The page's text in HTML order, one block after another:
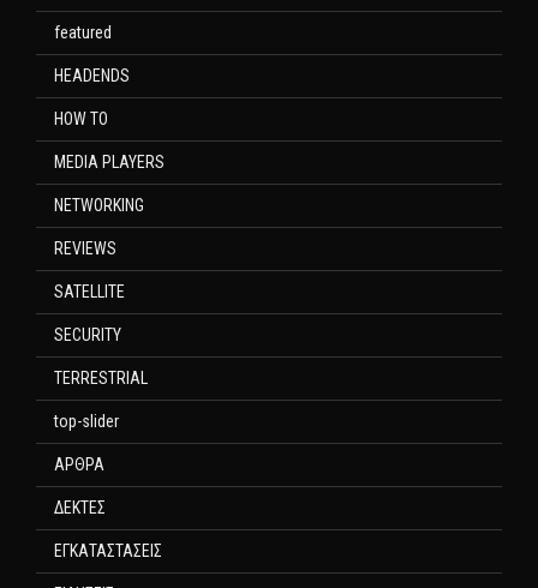
featured
HEADENDS
HOW TO
MEDIA PLAYERS
NETWORKING
REVIEWS
SATELLITE
SECURITY
TERRESTRIAL
top-slider
ΑΡΘΡΑ
ΔΕΚΤΕΣ
ΕΓΚΑΤΑΣΤΑΣΕΙΣ